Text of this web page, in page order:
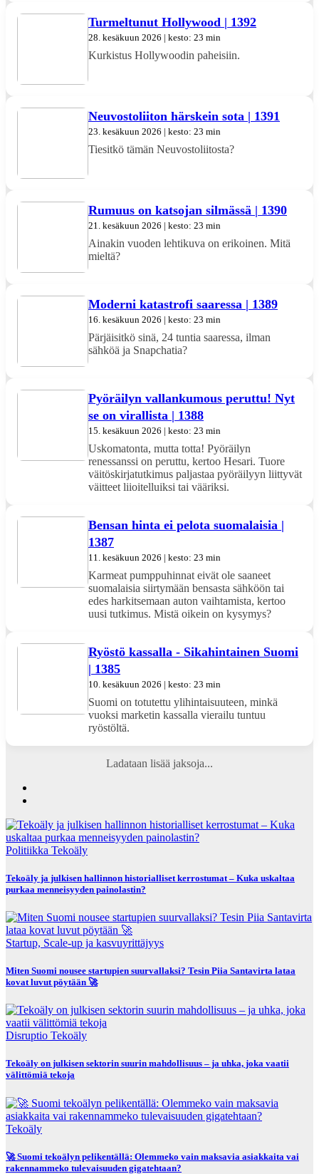
Turmeltunut Hollywood | 1392
28. kesäkuun 2026 | kesto: 23 min
Kurkistus Hollywoodin paheisiin.
Neuvostoliiton härskein sota | 1391
23. kesäkuun 2026 | kesto: 23 min
Tiesitkö tämän Neuvostoliitosta?
Rumuus on katsojan silmässä | 1390
21. kesäkuun 2026 | kesto: 23 min
Ainakin vuoden lehtikuva on erikoinen. Mitä
mieltä?
Moderni katastrofi saaressa | 1389
16. kesäkuun 2026 | kesto: 23 min
Pärjäisitkö sinä, 24 tuntia saaressa, ilman
sähköä ja Snapchatia?
Pyöräilyn vallankumous peruttu! Nyt
se on virallista | 1388
15. kesäkuun 2026 | kesto: 23 min
Uskomatonta, mutta totta! Pyöräilyn
renessanssi on peruttu, kertoo Hesari. Tuore
väitöskirjatutkimus paljastaa pyöräilyyn liittyvät
väitteet liioitelluiksi tai vääriksi.
Bensan hinta ei pelota suomalaisia |
1387
11. kesäkuun 2026 | kesto: 23 min
Karmeat pumppuhinnat eivät ole saaneet
suomalaisia siirtymään bensasta sähköön tai
edes harkitsemaan auton vaihtamista, kertoo
uusi tutkimus. Mistä oikein on kysymys?
Ryöstö kassalla - Sikahintainen Suomi
| 1385
10. kesäkuun 2026 | kesto: 23 min
Suomi on totutettu ylihintaisuuteen, minkä
vuoksi marketin kassalla vierailu tuntuu
ryöstöltä.
Ladataan lisää jaksoja...
Politiikka Tekoäly
Tekoäly ja julkisen hallinnon historialliset kerrostumat – Kuka uskaltaa
purkaa menneisyyden painolastin?
Startup, Scale-up ja kasvuyrittäjyys
Miten Suomi nousee startupien suurvallaksi? Tesin Piia Santavirta lataa
kovat luvut pöytään 🚀
Disruptio Tekoäly
Tekoäly on julkisen sektorin suurin mahdollisuus – ja uhka, joka vaatii
välittömiä tekoja
Tekoäly
🚀 Suomi tekoälyn pelikentällä: Olemmeko vain maksavia asiakkaita vai
rakennammeko tulevaisuuden gigatehtaan?